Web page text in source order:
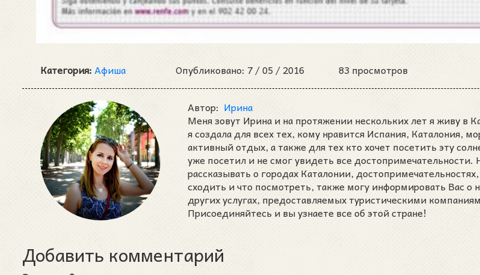
Категория:Афиша Опубликовано: 7 /05 /2016 83 просмотров
Автор: Ирина
Меня зовут Ирина и на протяжении нескольких лет я живу в
я создала для всех тех, кому нравится Испания, Каталония,
активный отдых, а также для тех кто хочет посетить эту
уже посетил и не смог увидеть все достопримечательности.
рассказывать о городах Каталонии,
сходить и что посмотреть, также могу информировать Вас
других услугах, предоставляемых туристическими
Присоединяйтесь и вы узнаете все об этой стране!
Добавить комментарий